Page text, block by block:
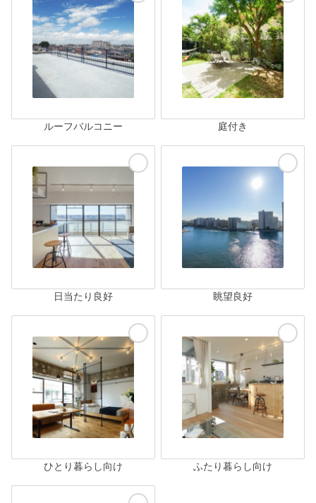
ルーフバルコニー 庭付き
日当たり良好 眺望良好
ひとり暮らし向け ふたり暮らし向け